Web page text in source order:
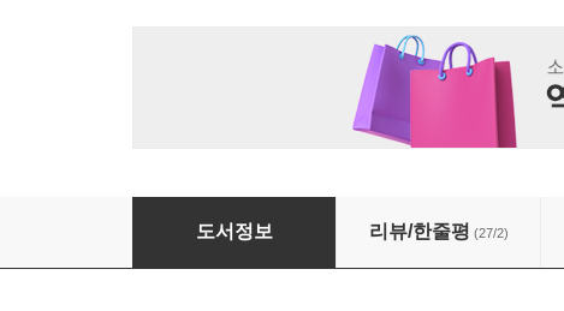
빵 안 파는 빵집
도서정보 리뷰/한줄평 (27/2)